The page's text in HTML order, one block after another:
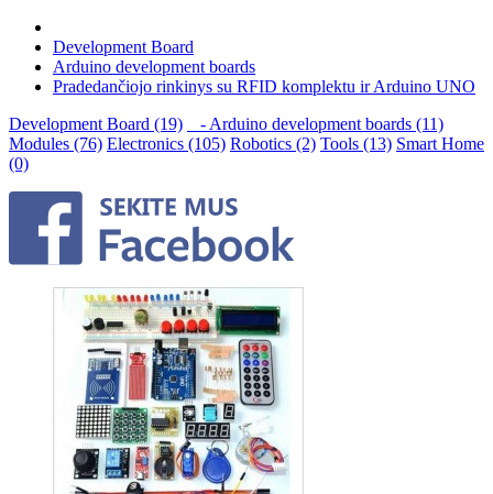
Development Board
Arduino development boards
Pradedančiojo rinkinys su RFID komplektu ir Arduino UNO
Development Board (19)
- Arduino development boards (11)
Modules (76) Electronics (105) Robotics (2) Tools (13) Smart Home
(0)